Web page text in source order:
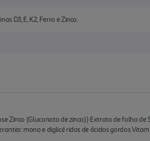
D3, E, K2, Ferro e Zinco.
Zinco (Gluconato de zinco)) Extrato de folha de
mono e diglicé ridos de ácidos gordos